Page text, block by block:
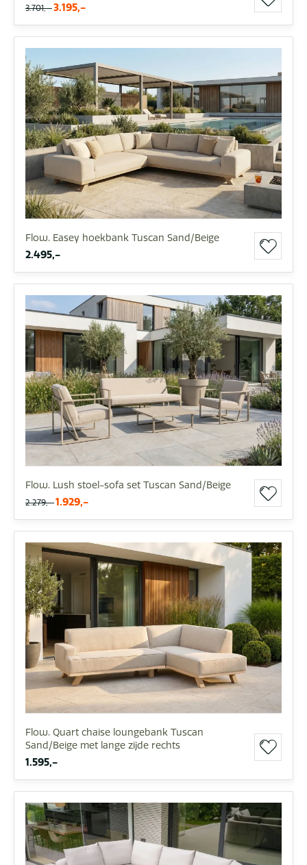
3.701,- 3.195,-
Flow. Easey hoekbank Tuscan Sand/Beige
2.495,-
Flow. Lush stoel-sofa set Tuscan Sand/Beige
2.279,- 1.929,-
Flow. Quart chaise loungebank Tuscan
Sand/Beige met lange zijde rechts
1.595,-